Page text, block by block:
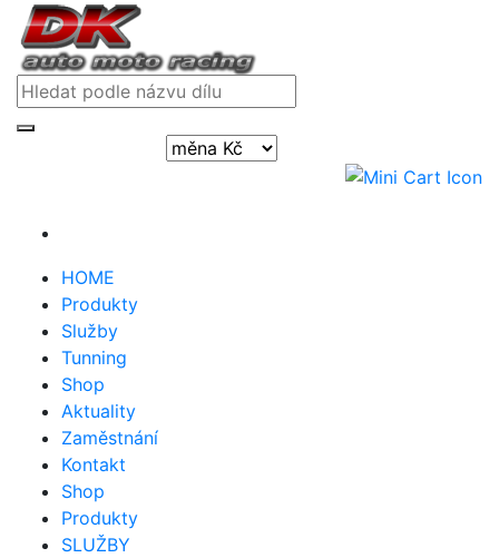
HOME
Produkty
Služby
Tunning
Shop
Aktuality
Zaměstnání
Kontakt
Shop
Produkty
SLUŽBY